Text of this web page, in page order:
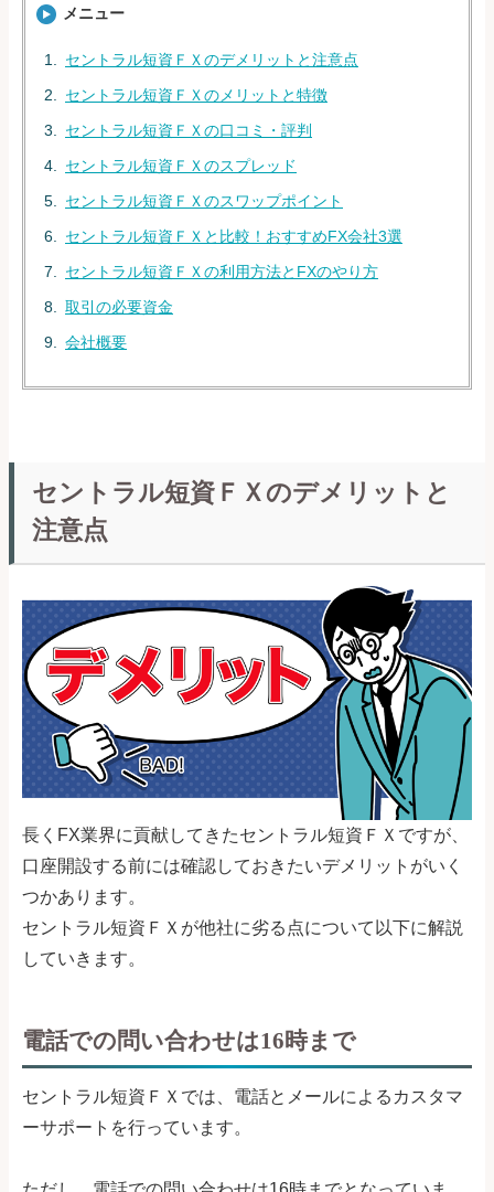
メニュー
セントラル短資ＦＸのデメリットと注意点
セントラル短資ＦＸのメリットと特徴
セントラル短資ＦＸの口コミ・評判
セントラル短資ＦＸのスプレッド
セントラル短資ＦＸのスワップポイント
セントラル短資ＦＸと比較！おすすめFX会社3選
セントラル短資ＦＸの利用方法とFXのやり方
取引の必要資金
会社概要
セントラル短資ＦＸのデメリットと
注意点
長くFX業界に貢献してきたセントラル短資ＦＸですが、
口座開設する前には確認しておきたいデメリットがいく
つかあります。
セントラル短資ＦＸが他社に劣る点について以下に解説
していきます。
電話での問い合わせは16時まで
セントラル短資ＦＸでは、電話とメールによるカスタマ
ーサポートを行っています。